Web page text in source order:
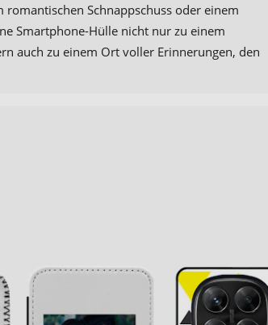
Schnappschuss oder einem
Smartphone-Hülle nicht nur zu einem
auch zu einem Ort voller Erinnerungen, den